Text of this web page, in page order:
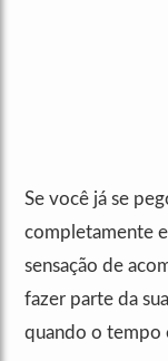
Se você já se
completamente
sensação de
fazer parte da
quando o tempo